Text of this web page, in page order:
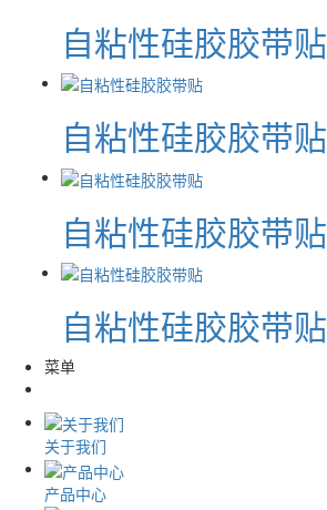
自粘性硅胶胶带贴
自粘性硅胶胶带贴
自粘性硅胶胶带贴
自粘性硅胶胶带贴
菜单
关于我们
产品中心